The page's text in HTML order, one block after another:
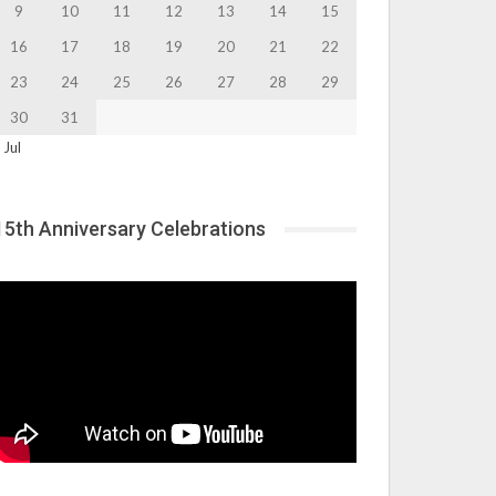
9 10 11 12 13 14
15
16
17 18 19 20 21
22
23
24 25 26 27 28
29
30
31
Jul
Anniversary Celebrations